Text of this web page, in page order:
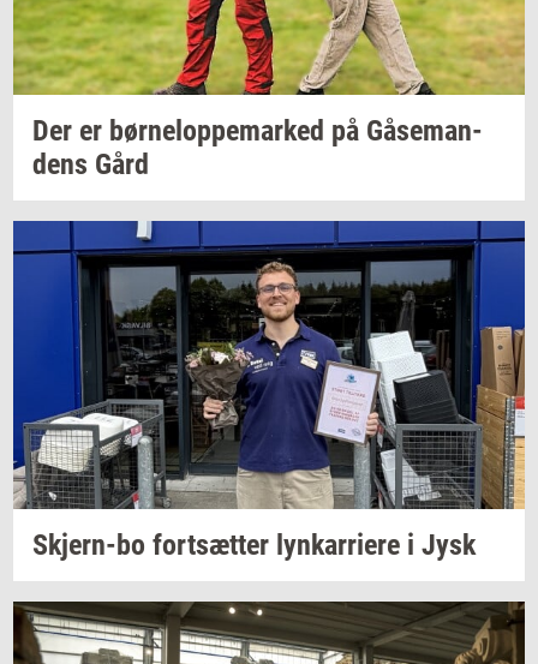
Der er bør­ne­l­op­pe­mar­ked på Gå­se­man­
dens Gård
Skjern-​bo fort­sæt­ter lynkar­ri­e­re i Jysk